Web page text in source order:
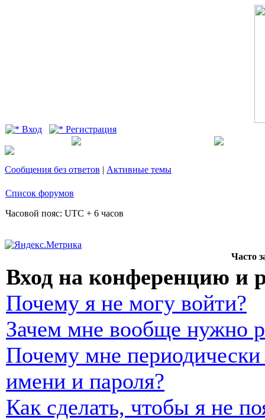
Вход Регистрация
Сообщения без ответов | Активные темы
Список форумов
Часовой пояс: UTC + 6 часов
Часто
Вход на конференцию и
Почему я не могу войти?
Зачем мне вообще нужно
Почему мне периодически
имени и пароля?
Как сделать, чтобы я не